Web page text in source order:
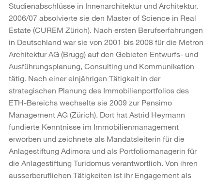
Studienabschlüsse in Innenarchitektur und Architektur.
2006/07 absolvierte sie den Master of Science in Real
Estate (CUREM Zürich). Nach ersten Berufserfahrungen
in Deutschland war sie von 2001 bis 2008 für die Metron
Architektur AG (Brugg) auf den Gebieten Entwurfs- und
Ausführungsplanung, Consulting und Kommunikation
tätig. Nach einer einjährigen Tätigkeit in der
strategischen Planung des Immobilienportfolios des
ETH-Bereichs wechselte sie 2009 zur Pensimo
Management AG (Zürich). Dort hat Astrid Heymann
fundierte Kenntnisse im Immobilienmanagement
erworben und zeichnete als Mandatsleiterin für die
Anlagestiftung Adimora und als Portfoliomanagerin für
die Anlagestiftung Turidomus verantwortlich. Von ihren
ausserberuflichen Tätigkeiten ist ihr Engagement als